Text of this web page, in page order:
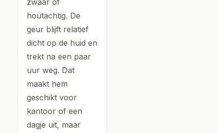
zwaar of
houtachtig. De
geur blijft relatief
dicht op de huid en
trekt na een paar
uur weg. Dat
maakt hem
geschikt voor
kantoor of een
dagje uit, maar